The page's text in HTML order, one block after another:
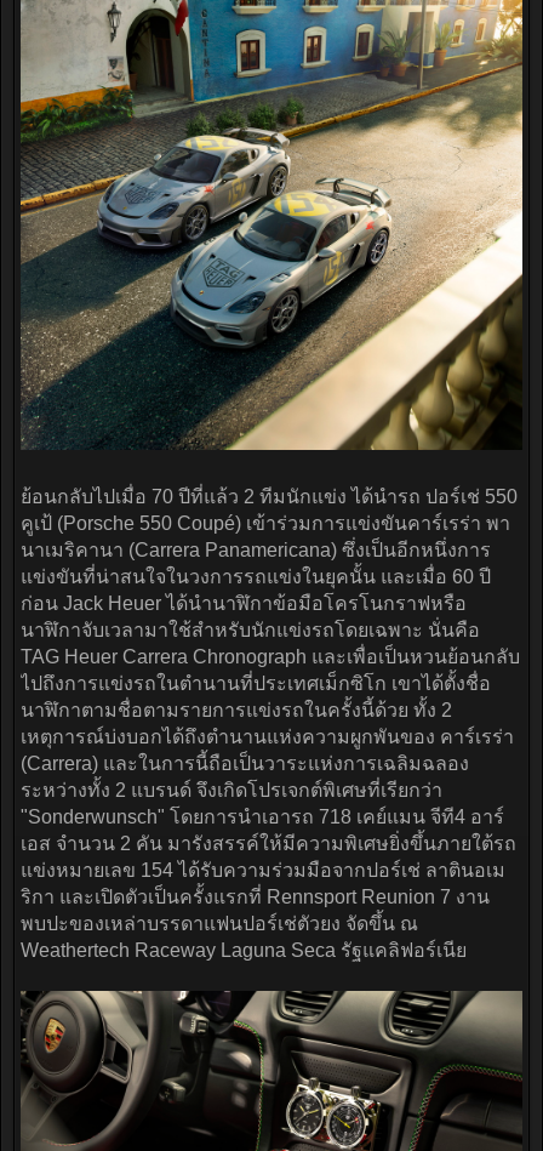
ย้อนกลับไปเมื่อ 70 ปีที่แล้ว 2 ทีมนักแข่ง ได้นำรถ ปอร์เช่ 550
คูเป้ (Porsche 550 Coupé) เข้าร่วมการแข่งขันคาร์เรร่า พา
นาเมริคานา (Carrera Panamericana) ซึ่งเป็นอีกหนึ่งการ
แข่งขันที่น่าสนใจในวงการรถแข่งในยุคนั้น และเมื่อ 60 ปี
ก่อน Jack Heuer ได้นำนาฬิกาข้อมือโครโนกราฟหรือ
นาฬิกาจับเวลามาใช้สำหรับนักแข่งรถโดยเฉพาะ นั่นคือ
TAG Heuer Carrera Chronograph และเพื่อเป็นหวนย้อนกลับ
ไปถึงการแข่งรถในตำนานที่ประเทศเม็กซิโก เขาได้ตั้งชื่อ
นาฬิกาตามชื่อตามรายการแข่งรถในครั้งนี้ด้วย ทั้ง 2
เหตุการณ์บ่งบอกได้ถึงตำนานแห่งความผูกพันของ คาร์เรร่า
(Carrera) และในการนี้ถือเป็นวาระแห่งการเฉลิมฉลอง
ระหว่างทั้ง 2 แบรนด์ จึงเกิดโปรเจกต์พิเศษที่เรียกว่า
"Sonderwunsch" โดยการนำเอารถ 718 เคย์แมน จีที4 อาร์
เอส จำนวน 2 คัน มารังสรรค์ให้มีความพิเศษยิ่งขึ้นภายใต้รถ
แข่งหมายเลข 154 ได้รับความร่วมมือจากปอร์เช่ ลาตินอเม
ริกา และเปิดตัวเป็นครั้งแรกที่ Rennsport Reunion 7 งาน
พบปะของเหล่าบรรดาแฟนปอร์เช่ตัวยง จัดขึ้น ณ
Weathertech Raceway Laguna Seca รัฐแคลิฟอร์เนีย